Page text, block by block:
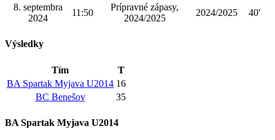
8. septembra
2024
11:50
Prípravné zápasy,
2024/2025
2024/2025 40'
Výsledky
Tím
T
BA Spartak Myjava U2014 16
BC Benešov
35
BA Spartak Myjava U2014